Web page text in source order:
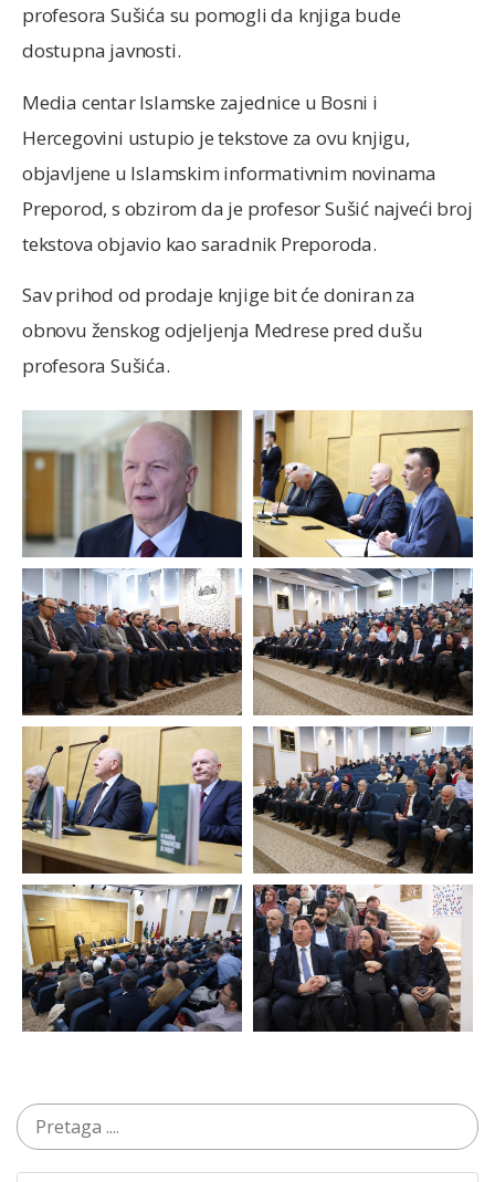
profesora Sušića su pomogli da knjiga bude
dostupna javnosti.
Media centar Islamske zajednice u Bosni i
Hercegovini ustupio je tekstove za ovu knjigu,
objavljene u Islamskim informativnim novinama
Preporod, s obzirom da je profesor Sušić najveći broj
tekstova objavio kao saradnik Preporoda.
Sav prihod od prodaje knjige bit će doniran za
obnovu ženskog odjeljenja Medrese pred dušu
profesora Sušića.